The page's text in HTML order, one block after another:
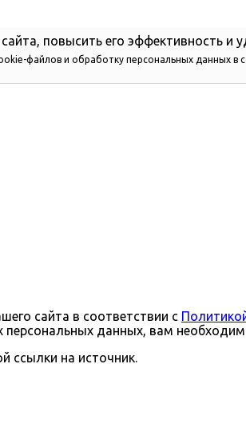
повысить его эффективность и
файлов и обработку персональных данных в
сайта в соответствии с
персональных данных, вам
ссылки на источник.